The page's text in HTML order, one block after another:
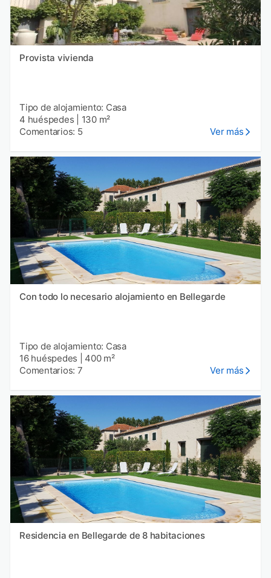
Provista vivienda
Tipo de alojamiento: Casa
4 huéspedes
130 m²
Comentarios: 5
Ver más
Con todo lo necesario alojamiento en Bellegarde
Tipo de alojamiento: Casa
16 huéspedes
400 m²
Comentarios: 7
Ver más
Residencia en Bellegarde de 8 habitaciones